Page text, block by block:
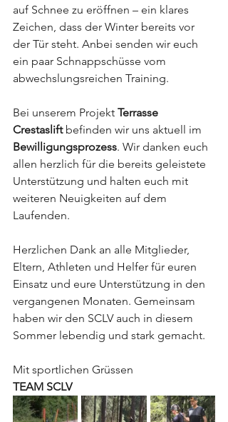
auf Schnee zu eröffnen – ein klares
Zeichen, dass der Winter bereits vor
der Tür steht. Anbei senden wir euch
ein paar Schnappschüsse vom
abwechslungsreichen Training.
Bei unserem Projekt Terrasse
Crestaslift befinden wir uns aktuell im
Bewilligungsprozess. Wir danken euch
allen herzlich für die bereits geleistete
Unterstützung und halten euch mit
weiteren Neuigkeiten auf dem
Laufenden.
Herzlichen Dank an alle Mitglieder,
Eltern, Athleten und Helfer für euren
Einsatz und eure Unterstützung in den
vergangenen Monaten. Gemeinsam
haben wir den SCLV auch in diesem
Sommer lebendig und stark gemacht.
Mit sportlichen Grüssen
TEAM SCLV